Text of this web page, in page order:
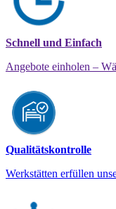
Schnell und Einfach
Angebote einholen –
Qualitätskontrolle
Werkstätten erfüllen